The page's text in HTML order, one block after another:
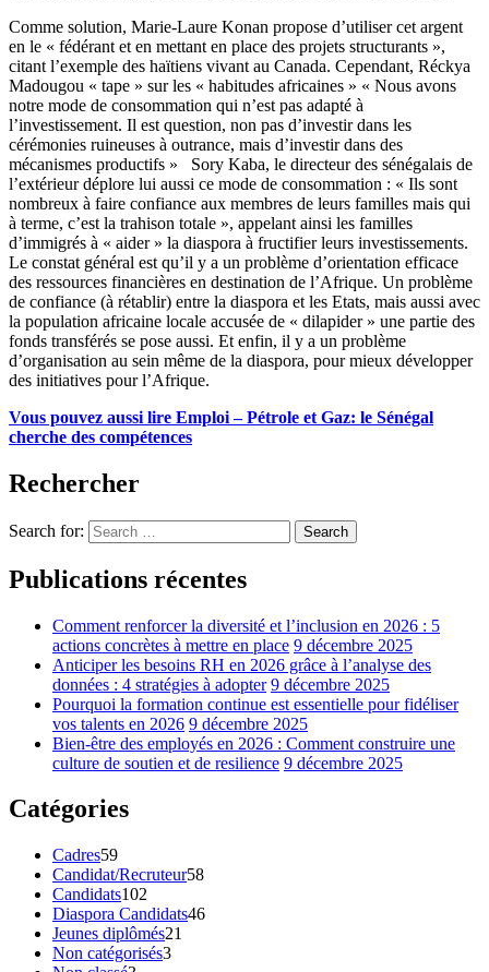
Comme solution, Marie-Laure Konan propose d’utiliser cet argent
en le « fédérant et en mettant en place des projets structurants »,
citant l’exemple des haïtiens vivant au Canada. Cependant, Réckya
Madougou « tape » sur les « habitudes africaines » « Nous avons
notre mode de consommation qui n’est pas adapté à
l’investissement. Il est question, non pas d’investir dans les
cérémonies ruineuses à outrance, mais d’investir dans des
mécanismes productifs »
Sory Kaba, le directeur des sénégalais de
l’extérieur déplore lui aussi ce mode de consommation : « Ils sont
nombreux à faire confiance aux membres de leurs familles mais qui
à terme, c’est la trahison totale », appelant ainsi les familles
d’immigrés à « aider » la diaspora à fructifier leurs investissements.
Le constat général est qu’il y a un problème d’orientation efficace
des ressources financières en destination de l’Afrique. Un problème
de confiance (à rétablir) entre la diaspora et les Etats, mais aussi avec
la population africaine locale accusée de « dilapider » une partie des
fonds transférés se pose aussi. Et enfin, il y a un problème
d’organisation au sein même de la diaspora, pour mieux développer
des initiatives pour l’Afrique.
Vous pouvez aussi lire Emploi – Pétrole et Gaz: le Sénégal
cherche des compétences
Rechercher
Search for: Search
Publications récentes
Comment renforcer la diversité et l’inclusion en 2026 : 5
actions concrètes à mettre en place 9 décembre 2025
Anticiper les besoins RH en 2026 grâce à l’analyse des
données : 4 stratégies à adopter 9 décembre 2025
Pourquoi la formation continue est essentielle pour fidéliser
vos talents en 2026 9 décembre 2025
Bien-être des employés en 2026 : Comment construire une
culture de soutien et de resilience 9 décembre 2025
Catégories
Cadres59
Candidat/Recruteur58
Candidats102
Diaspora Candidats46
Jeunes diplômés21
Non catégorisés3